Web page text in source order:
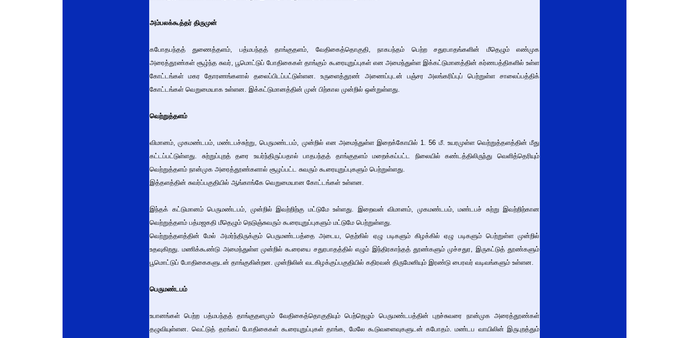
அம்பலக்கூத்தர் திருமுன்
கபோதபந்தத் துணைத்தளம், பத்மபந்தத் தாங்குதளம், வேதிகைத்தொகுதி, நாகபந்தம் பெற்ற சதுரபாதங்களின் மீதெழும் எண்முக
அரைத்தூண்கள் சூழ்ந்த சுவர், பூமொட்டுப் போதிகைகள் தாங்கும் கூரையுறுப்புகள் என அமைந்துள்ள இக்கட்டுமானத்தின் கர்ணபத்திகளில் உள்ள
கோட்டங்கள் மகர தோரணங்களால் தலைப்பிடப்பட்டுள்ளன. உருளைத்தூண் அணைப்புடன் பஞ்சர அலங்கரிப்புப் பெற்றுள்ள சாலைப்பத்திக்
கோட்டங்கள் வெறுமையாக உள்ளன. இக்கட்டுமானத்தின் முன் பிற்கால முன்றில் ஒன்றுள்ளது.
வெற்றுத்தளம்
விமானம், முகமண்டபம், மண்டபச்சுற்று, பெருமண்டபம், முன்றில் என அமைந்துள்ள இறைக்கோயில் 1. 56 மீ. உயரமுள்ள வெற்றுத்தளத்தின் மீது
கட்டப்பட்டுள்ளது. சுற்றுப்புறத் தரை உயர்ந்திருப்பதால் பாதபந்தத் தாங்குதளம் மறைக்கப்பட்ட நிலையில் கண்டத்திலிருந்து வெளித்தெரியும்
வெற்றுத்தளம் நான்முக அரைத்தூண்களால் சூழப்பட்ட சுவரும் கூரையுறுப்புகளும் பெற்றுள்ளது.
இத்தளத்தின் சுவர்ப்பகுதியில் ஆங்காங்கே வெறுமையான கோட்டங்கள் உள்ளன.
இந்தக் கட்டுமானம் பெருமண்டபம், முன்றில் இவற்றிற்கு மட்டுமே உள்ளது. இறைவன் விமானம், முகமண்டபம், மண்டபச் சுற்று இவற்றிற்கான
வெற்றுத்தளம் பத்மஜகதி மீதெழும் நெடுஞ்சுவரும் கூரையுறுப்புகளும் மட்டுமே பெற்றுள்ளது.
வெற்றுத்தளத்தின் மேல் அமர்ந்திருக்கும் பெருமண்டபத்தை அடைய, தெற்கில் ஏழு படிகளும் கிழக்கில் ஏழு படிகளும் பெற்றுள்ள முன்றில்
உதவுகிறது. மணிக்கூண்டு அமைந்துள்ள முன்றில் கூரையை சதுரபாதத்தில் எழும் இந்திரகாந்தத் தூண்களும் முச்சதுர, இருகட்டுத் தூண்களும்
பூமொட்டுப் போதிகைகளுடன் தாங்குகின்றன. முன்றிலின் வடகிழக்குப்பகுதியில் கதிரவன் திருமேனியும் இரண்டு பைரவர் வடிவங்களும் உள்ளன.
பெருமண்டபம்
உபானங்கள் பெற்ற பத்மபந்தத் தாங்குதளமும் வேதிகைத்தொகுதியும் பெற்றெழும் பெருமண்டபத்தின் புறச்சுவரை நான்முக அரைத்தூண்கள்
தழுவியுள்ளன. வெட்டுத் தரங்கப் போதிகைகள் கூரையுறுப்புகள் தாங்க, மேலே கூடுவளைவுகளுடன் கபோதம். மண்டப வாயிலின் இருபுறத்தும்